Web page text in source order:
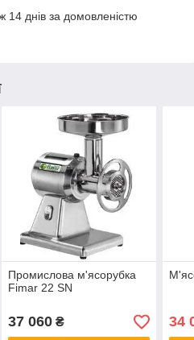
днів за домовленістю
Промислова м'ясорубка
Fimar 22 SN
37 060₴ 34